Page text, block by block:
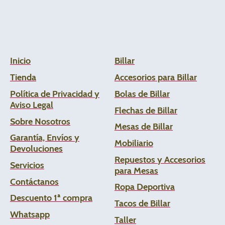
Inicio
Tienda
Política de Privacidad y
Aviso Legal
Sobre Nosotros
Garantía, Envíos y
Devoluciones
Servicios
Contáctanos
Descuento 1ª compra
Whatsapp
Billar
Accesorios para Billar
Bolas de Billar
Flechas de Billar
Mesas de Billar
Mobiliario
Repuestos y Accesorios
para Mesas
Ropa Deportiva
Tacos de Billar
Taller